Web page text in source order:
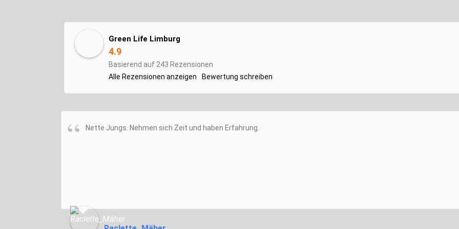
Green Life Limburg
4.9
Basierend auf 243 Rezensionen
Alle Rezensionen anzeigen
Bewertung schreiben
Nette Jungs. Nehmen sich Zeit und haben Erfahrung.